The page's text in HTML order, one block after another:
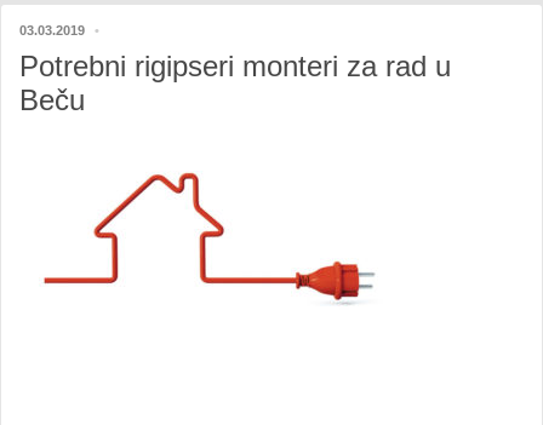
03.03.2019
Potrebni rigipseri monteri za rad u
Beču